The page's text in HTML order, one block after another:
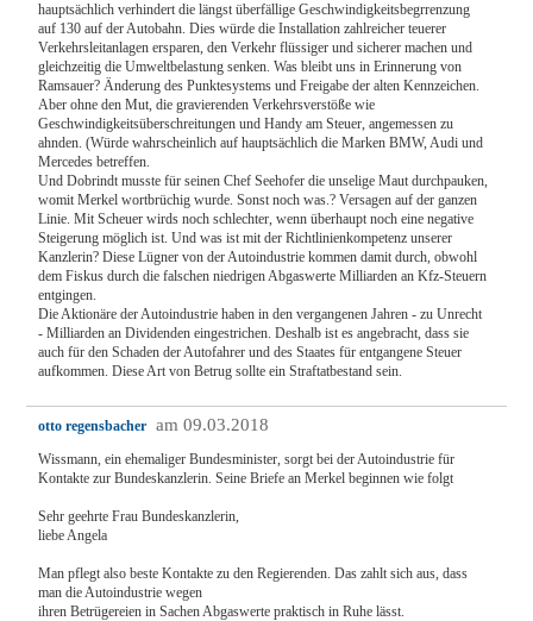
hauptsächlich verhindert die längst überfällige Geschwindigkeitsbegrrenzung
auf 130 auf der Autobahn. Dies würde die Installation zahlreicher teuerer
Verkehrsleitanlagen ersparen, den Verkehr flüssiger und sicherer machen und
gleichzeitig die Umweltbelastung senken. Was bleibt uns in Erinnerung von
Ramsauer? Änderung des Punktesystems und Freigabe der alten Kennzeichen.
Aber ohne den Mut, die gravierenden Verkehrsverstöße wie
Geschwindigkeitsüberschreitungen und Handy am Steuer, angemessen zu
ahnden. (Würde wahrscheinlich auf hauptsächlich die Marken BMW, Audi und
Mercedes betreffen.
Und Dobrindt musste für seinen Chef Seehofer die unselige Maut durchpauken,
womit Merkel wortbrüchig wurde. Sonst noch was.? Versagen auf der ganzen
Linie. Mit Scheuer wirds noch schlechter, wenn überhaupt noch eine negative
Steigerung möglich ist. Und was ist mit der Richtlinienkompetenz unserer
Kanzlerin? Diese Lügner von der Autoindustrie kommen damit durch, obwohl
dem Fiskus durch die falschen niedrigen Abgaswerte Milliarden an Kfz-Steuern
entgingen.
Die Aktionäre der Autoindustrie haben in den vergangenen Jahren - zu Unrecht
- Milliarden an Dividenden eingestrichen. Deshalb ist es angebracht, dass sie
auch für den Schaden der Autofahrer und des Staates für entgangene Steuer
aufkommen. Diese Art von Betrug sollte ein Straftatbestand sein.
otto regensbacher am 09.03.2018
Wissmann, ein ehemaliger Bundesminister, sorgt bei der Autoindustrie für
Kontakte zur Bundeskanzlerin. Seine Briefe an Merkel beginnen wie folgt
Sehr geehrte Frau Bundeskanzlerin,
liebe Angela
Man pflegt also beste Kontakte zu den Regierenden. Das zahlt sich aus, dass
man die Autoindustrie wegen
ihren Betrügereien in Sachen Abgaswerte praktisch in Ruhe lässt.